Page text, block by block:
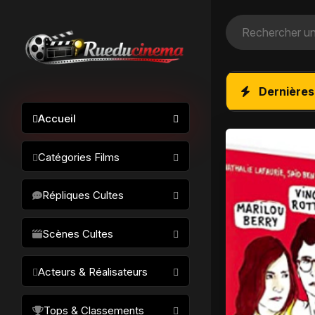
Accueil
Catégories Films
Science-fiction
Drame / Thriller
Comédie/humour
Horreur
Fantastique
Répliques Cultes
Scènes Cultes
Acteurs & Réalisateurs
Tops & Classements